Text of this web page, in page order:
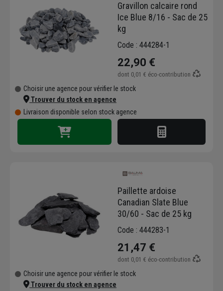
Gravillon calcaire rond
Ice Blue 8/16 - Sac de 25
kg
Code : 444284-1
22,90 €
dont 0,01 € éco-contribution
Choisir une agence pour vérifier le stock
Trouver du stock en agence
Livraison disponible selon stock agence
Paillette ardoise
Canadian Slate Blue
30/60 - Sac de 25 kg
Code : 444283-1
21,47 €
dont 0,01 € éco-contribution
Choisir une agence pour vérifier le stock
Trouver du stock en agence